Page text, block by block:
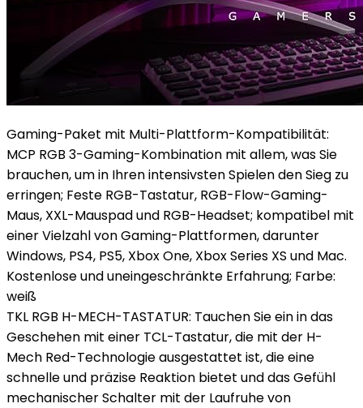
Gaming-Paket mit Multi-Plattform-Kompatibilität:
MCP RGB 3-Gaming-Kombination mit allem, was Sie
brauchen, um in Ihren intensivsten Spielen den Sieg zu
erringen; Feste RGB-Tastatur, RGB-Flow-Gaming-
Maus, XXL-Mauspad und RGB-Headset; kompatibel mit
einer Vielzahl von Gaming-Plattformen, darunter
Windows, PS4, PS5, Xbox One, Xbox Series XS und Mac.
Kostenlose und uneingeschränkte Erfahrung; Farbe:
weiß
TKL RGB H-MECH-TASTATUR: Tauchen Sie ein in das
Geschehen mit einer TCL-Tastatur, die mit der H-
Mech Red-Technologie ausgestattet ist, die eine
schnelle und präzise Reaktion bietet und das Gefühl
mechanischer Schalter mit der Laufruhe von